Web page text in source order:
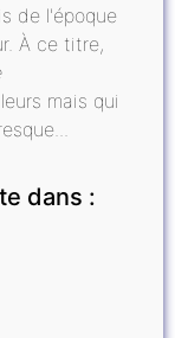
de l'époque
À ce titre,
mais qui
dans :